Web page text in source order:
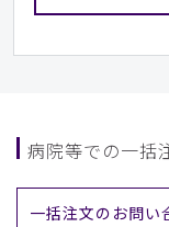
病院等での一括
一括注文のお問い